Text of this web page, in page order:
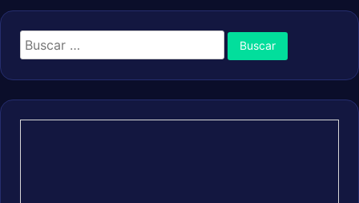
Buscar: